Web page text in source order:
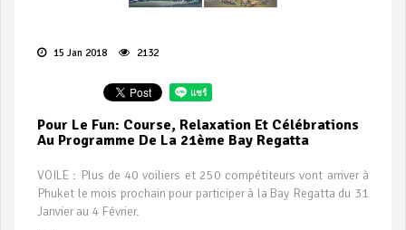
15 Jan 2018 2132
Pour Le Fun: Course, Relaxation Et Célébrations
Au Programme De La 21ème Bay Regatta
VOILE : Plus de 40 voiliers et 250 compétiteurs vont arriver à
Phuket le mois prochain pour participer à la Bay Regatta du 31
Janvier au 4 Février.